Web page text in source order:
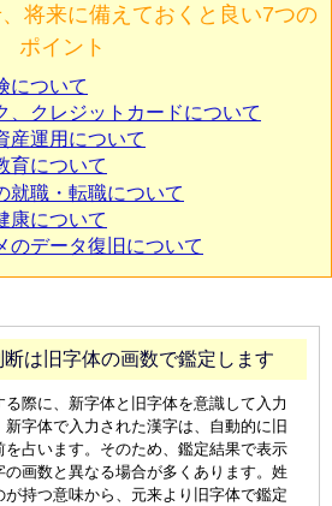
将来に備えておくと良い7つの
ポイント
について
、クレジットカードについて
産運用について
育について
就職・転職について
康について
のデータ復旧について
は旧字体の画数で鑑定します
際に、新字体と旧字体を意識して入力
字体で入力された漢字は、自動的に旧
占います。そのため、鑑定結果で表示
の画数と異なる場合が多くあります。姓
持つ意味から、元来より旧字体で鑑定